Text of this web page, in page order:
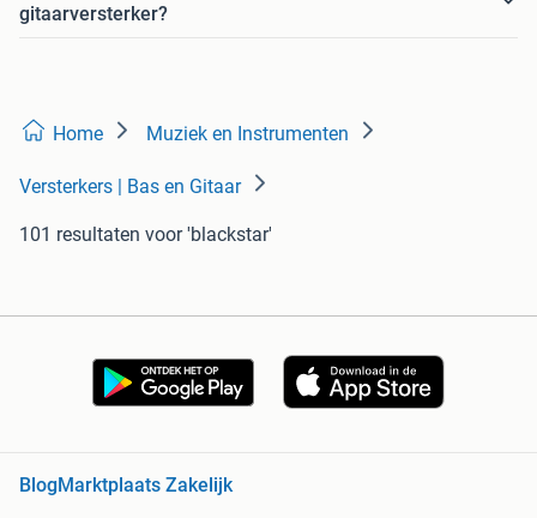
gitaarversterker?
Home Muziek en Instrumenten
Versterkers | Bas en Gitaar
101 resultaten voor 'blackstar'
BlogMarktplaats Zakelijk